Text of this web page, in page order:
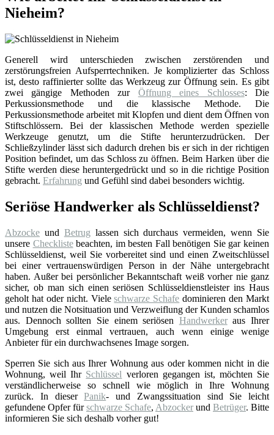
Nieheim?
Generell wird unterschieden zwischen zerstörenden und
zerstörungsfreien Aufsperrtechniken. Je komplizierter das Schloss
ist, desto raffinierter sollte das Werkzeug zur Öffnung sein. Es gibt
zwei gängige Methoden zur Öffnung eines Schlosses: Die
Perkussionsmethode und die klassische Methode. Die
Perkussionsmethode arbeitet mit Klopfen und dient dem Öffnen von
Stiftschlössern. Bei der klassischen Methode werden spezielle
Werkzeuge genutzt, um die Stifte herunterzudrücken. Der
Schließzylinder lässt sich dadurch drehen bis er sich in der richtigen
Position befindet, um das Schloss zu öffnen. Beim Harken über die
Stifte werden diese heruntergedrückt und so in die richtige Position
gebracht. Erfahrung und Gefühl sind dabei besonders wichtig.
Seriöse Handwerker als Schlüsseldienst?
Abzocke und Betrug lassen sich durchaus vermeiden, wenn Sie
unsere Checklistebeachten, im besten Fall benötigen Sie gar keinen
Schlüsseldienst, weil Sie vorbereitet sind und einen Zweitschlüssel
bei einer vertrauenswürdigen Person in der Nähe untergebracht
haben. Außer bei persönlicher Bekanntschaft weiß vorher nie ganz
sicher, ob man sich einen seriösen Schlüsseldienstleister ins Haus
geholt hat oder nicht. Vieleschwarze Schafe dominieren den Markt
und nutzen die Notsituation und Verzweiflung der Kunden schamlos
aus. Dennoch sollten Sie einem seriösen Handwerkeraus Ihrer
Umgebung erst einmal vertrauen, auch wenn einige wenige
Anbieter für ein durchwachsenes Image sorgen.
Sperren Sie sich aus Ihrer Wohnung aus oder kommen nicht in die
Wohnung, weil Ihr Schlüssel verloren gegangen ist, möchten Sie
verständlicherweise so schnell wie möglich in Ihre Wohnung
zurück. In dieserPanik- und Zwangssituation sind Sie leicht
gefundene Opfer fürschwarze Schafe, Abzocker und Betrüger. Bitte
informieren Sie sich deshalb vorher gut!